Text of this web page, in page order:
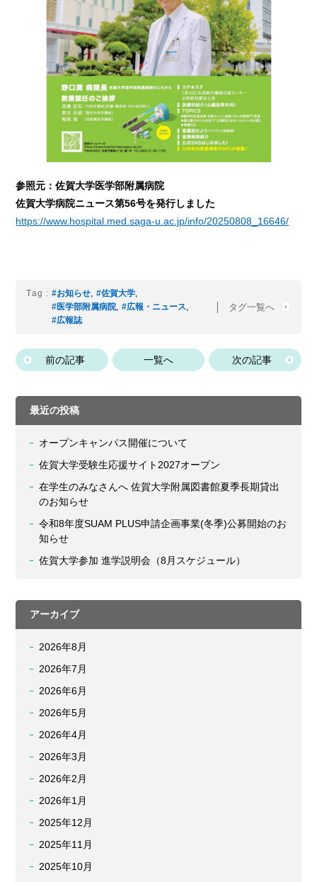
参照元：佐賀大学医学部附属病院
佐賀大学病院ニュース第56号を発行しました
https://www.hospital.med.saga-u.ac.jp/info/20250808_16646/
Tag : #お知らせ, #佐賀大学,
#医学部附属病院, #広報・ニュース,
#広報誌
タグ一覧へ
前の記事 一覧へ 次の記事
最近の投稿
オープンキャンパス開催について
佐賀大学受験生応援サイト2027オープン
在学生のみなさんへ 佐賀大学附属図書館夏季長期貸出
のお知らせ
令和8年度SUAM PLUS申請企画事業(冬季)公募開始のお
知らせ
佐賀大学参加 進学説明会（8月スケジュール）
アーカイブ
2026年8月
2026年7月
2026年6月
2026年5月
2026年4月
2026年3月
2026年2月
2026年1月
2025年12月
2025年11月
2025年10月